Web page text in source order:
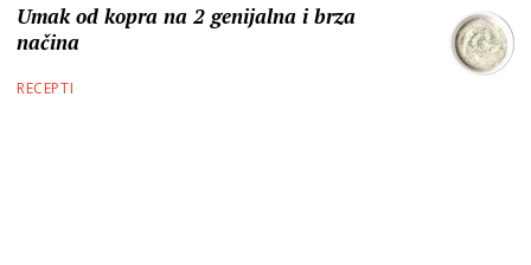
Umak od kopra na 2 genijalna i brza
načina
RECEPTI